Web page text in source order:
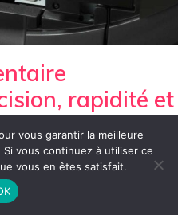
rapidité et
vous garantir la meilleure
vous continuez à utiliser ce
vous en êtes satisfait.